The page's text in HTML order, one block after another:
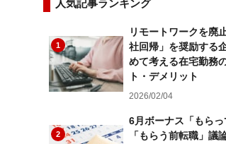
人気記事ランキング
1
リモートワークを廃
社回帰」を奨励する
めて考える在宅勤務
ト・デメリット
2026/02/04
2
6月ボーナス「もらっ
「もらう前転職」議